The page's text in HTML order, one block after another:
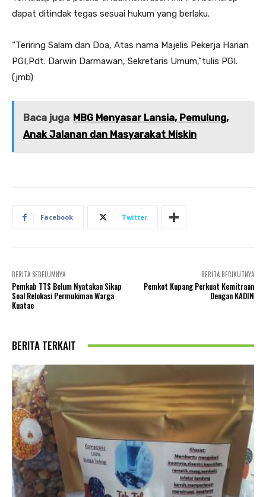
dapat ditindak tegas sesuai hukum yang berlaku.
“Teriring Salam dan Doa, Atas nama Majelis Pekerja Harian
PGI,Pdt. Darwin Darmawan, Sekretaris Umum,”tulis PGI.
(jmb)
Baca juga MBG Menyasar Lansia, Pemulung,
Anak Jalanan dan Masyarakat Miskin
Facebook Twitter
BERITA SEBELUMNYA
Pemkab TTS Belum Nyatakan Sikap
Soal Relokasi Permukiman Warga
Kuatae
BERITA BERIKUTNYA
Pemkot Kupang Perkuat Kemitraan
Dengan KADIN
BERITA TERKAIT